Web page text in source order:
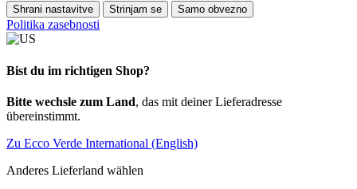
Shrani nastavitve Strinjam se Samo obvezno
Politika zasebnosti
Bist du im richtigen Shop?
Bitte wechsle zum Land, das mit deiner Lieferadresse
übereinstimmt.
Zu Ecco Verde International (English)
Anderes Lieferland wählen